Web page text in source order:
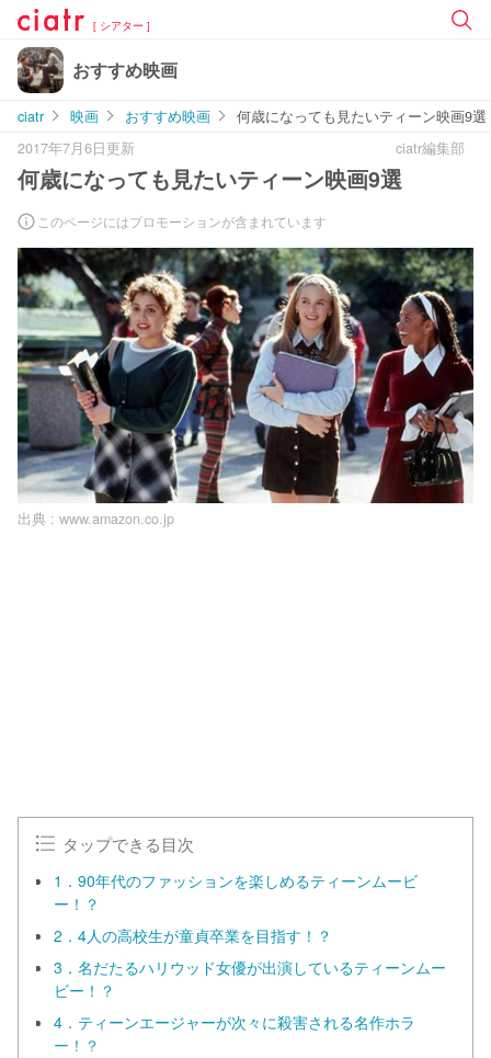
[ シアター ]
おすすめ映画
ciatr 映画 おすすめ映画
何歳になっても見たいティーン映画9選
2017年7月6日更新
ciatr編集部
何歳になっても見たいティーン映画9選
このページにはプロモーションが含まれています
出典 : www.amazon.co.jp
タップできる目次
1．90年代のファッションを楽しめるティーンムービ
ー！？
2．4人の高校生が童貞卒業を目指す！？
3．名だたるハリウッド女優が出演しているティーンムー
ビー！？
4．ティーンエージャーが次々に殺害される名作ホラ
ー！？